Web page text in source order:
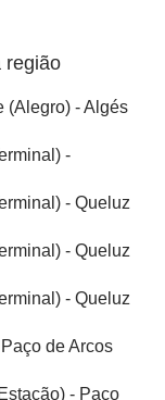
região
(Alegro) - Algés
-
- Queluz
- Queluz
- Queluz
de Arcos
- Paço